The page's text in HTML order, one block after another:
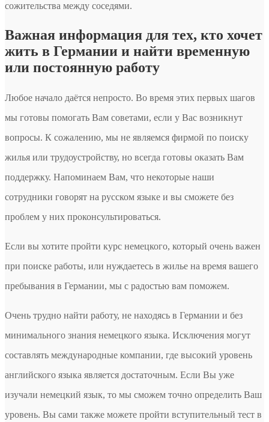
сожительства между соседями.
Важная информация для тех, кто хочет
жить в Германии и найти временную
или постоянную работу
Любое начало даётся непросто. Во время этих первых шагов
мы готовы помогать Вам советами, если у Вас возникнут
вопросы. К сожалению, мы не являемся фирмой по поиску
жилья или трудоустройству, но всегда готовы оказать Вам
поддержку. Напоминаем Вам, что некоторые наши
сотрудники говорят на русском языке и вы сможете без
проблем у них проконсультироваться.
Если вы хотите пройти курс немецкого, который очень важен
при поиске работы, или нуждаетесь в жилье на время вашего
пребывания в Германии, мы с радостью вам поможем.
Очень трудно найти работу, не находясь в Германии и без
минимального знания немецкого языка. Исключения могут
составлять международные компании, где высокий уровень
английского языка является достаточным. Если Вы уже
изучали немецкий язык, то мы сможем точно определить Ваш
уровень. Вы сами также можете пройти вступительный тест в